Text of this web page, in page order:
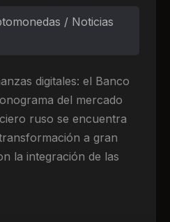
/ Noticias
digitales: el Banco
del mercado
ruso se encuentra
a gran
la integración de las